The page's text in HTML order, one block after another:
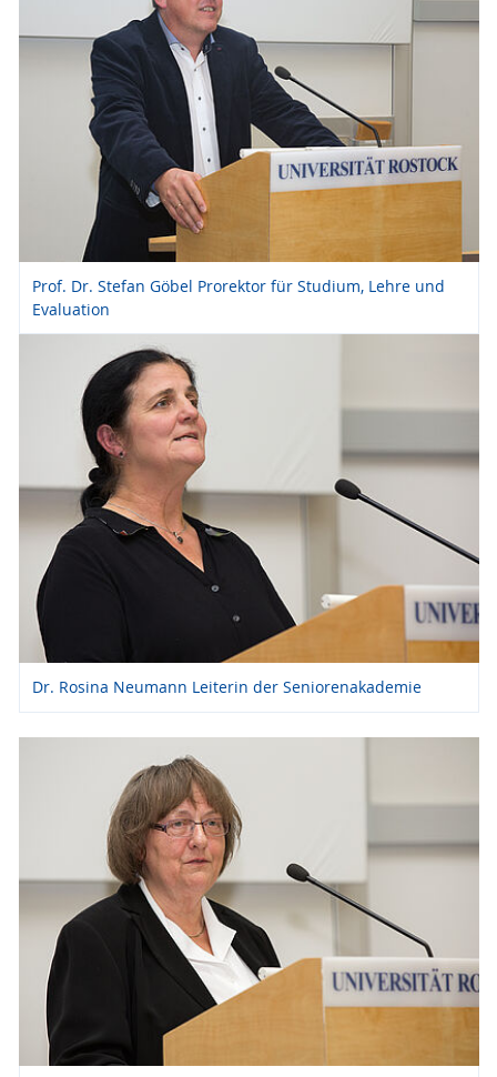
Prof. Dr. Stefan Göbel Prorektor für Studium, Lehre und
Evaluation
Dr. Rosina Neumann Leiterin der Seniorenakademie